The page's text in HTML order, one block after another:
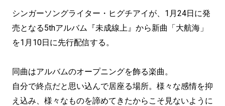
シンガーソングライター・ヒグチアイが、1月24日に発
売となる5thアルバム『未成線上』から新曲「大航海」
を1月10日に先行配信する。
同曲はアルバムのオープニングを飾る楽曲。
自分で終点だと思い込んで居座る場所。様々な感情を抑
え込み、様々なものを諦めてきたからこそ見ないように